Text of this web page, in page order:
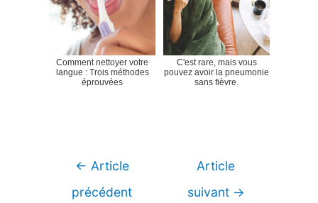
Comment nettoyer votre
langue : Trois méthodes
éprouvées
C'est rare, mais vous
pouvez avoir la pneumonie
sans fièvre.
Navigation
← Article
précédent
Article
suivant →